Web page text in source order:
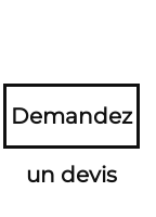
Demandez
un devis